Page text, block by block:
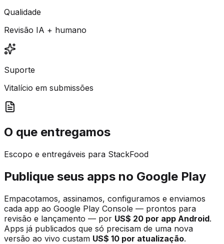
Qualidade
Revisão IA + humano
Suporte
Vitalício em submissões
O que entregamos
Escopo e entregáveis para StackFood
Publique seus apps no Google Play
Empacotamos, assinamos, configuramos e enviamos
cada app ao Google Play Console — prontos para
revisão e lançamento — por US$ 20 por app Android.
Apps já publicados que só precisam de uma nova
versão ao vivo custam US$ 10 por atualização.